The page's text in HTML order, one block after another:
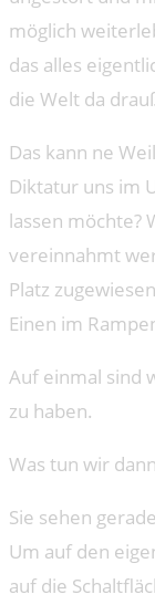
möglich
das alles
die Welt da
Das kann ne
Diktatur uns im
lassen möchte?
vereinnahmt
Platz
Einen im
Auf einmal sind
zu haben.
Was tun wir
Sie sehen
Um auf den
auf die